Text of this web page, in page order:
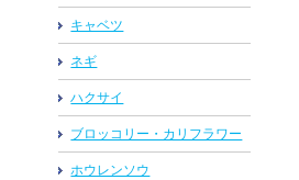
キャベツ
ネギ
ハクサイ
ブロッコリー・カリフラワー
ホウレンソウ